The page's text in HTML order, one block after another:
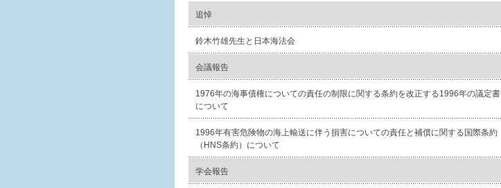
追悼
鈴木竹雄先生と日本海法会
会議報告
1976年の海事債権についての責任の制限に関する条約を改正する1996年の議定書
について
1996年有害危険物の海上輸送に伴う損害についての責任と補償に関する国際条約
（HNS条約）について
学会報告